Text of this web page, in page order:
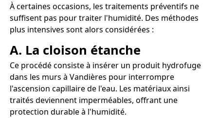
À certaines occasions, les traitements préventifs ne
suffisent pas pour traiter l'humidité. Des méthodes
plus intensives sont alors considérées :
A. La cloison étanche
Ce procédé consiste à insérer un produit hydrofuge
dans les murs à Vandières pour interrompre
l'ascension capillaire de l'eau. Les matériaux ainsi
traités deviennent imperméables, offrant une
protection durable à l'humidité.